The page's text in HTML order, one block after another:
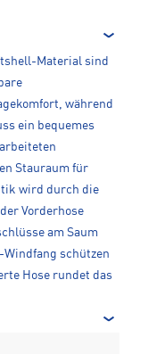
Material sind
während
ein bequemes
Stauraum für
wird durch die
Vorderhose
am Saum
schützen
Hose rundet das